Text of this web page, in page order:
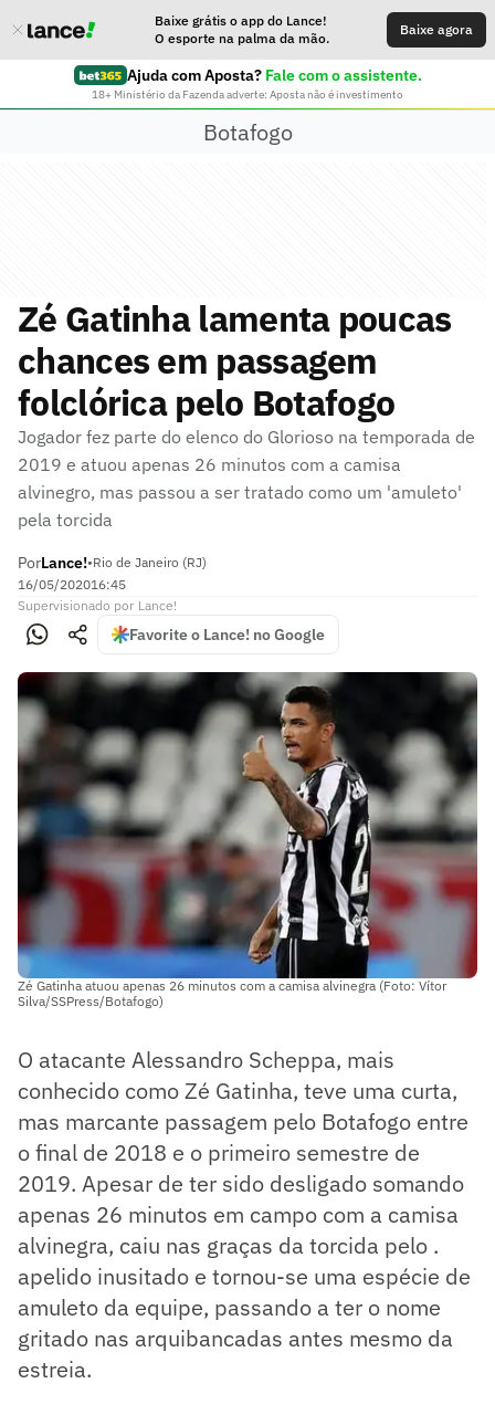
Baixe grátis o app do Lance!
O esporte na palma da mão.
Baixe agora
Ajuda com Aposta? Fale com o assistente.
18+ Ministério da Fazenda adverte: Aposta não é investimento
Botafogo
Zé Gatinha lamenta poucas
chances em passagem
folclórica pelo Botafogo
Jogador fez parte do elenco do Glorioso na temporada de
2019 e atuou apenas 26 minutos com a camisa
alvinegro, mas passou a ser tratado como um 'amuleto'
pela torcida
PorLance!•Rio de Janeiro (RJ)
16/05/202016:45
Supervisionado por Lance!
Favorite o Lance! no Google
Zé Gatinha atuou apenas 26 minutos com a camisa alvinegra (Foto: Vítor
Silva/SSPress/Botafogo)
O atacante Alessandro Scheppa, mais
conhecido como Zé Gatinha, teve uma curta,
mas marcante passagem pelo Botafogo entre
o final de 2018 e o primeiro semestre de
2019. Apesar de ter sido desligado somando
apenas 26 minutos em campo com a camisa
alvinegra, caiu nas graças da torcida pelo .
apelido inusitado e tornou-se uma espécie de
amuleto da equipe, passando a ter o nome
gritado nas arquibancadas antes mesmo da
estreia.